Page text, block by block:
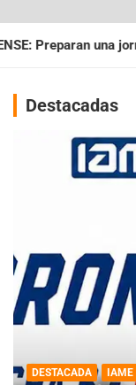
a puro espectáculo
Destacadas
DESTACADA